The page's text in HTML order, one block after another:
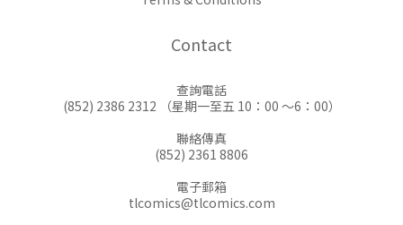
Contact
查詢電話
(852) 2386 2312 （星期一至五 10：00 ～6：00）
聯絡傳真
(852) 2361 8806
電子郵箱
tlcomics@tlcomics.com